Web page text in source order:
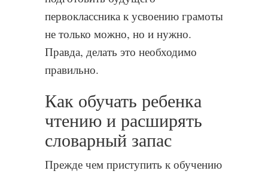
первоклассника к усвоению грамоты
не только можно, но и нужно.
Правда, делать это необходимо
правильно.
Как обучать ребенка
чтению и расширять
словарный запас
Прежде чем приступить к обучению